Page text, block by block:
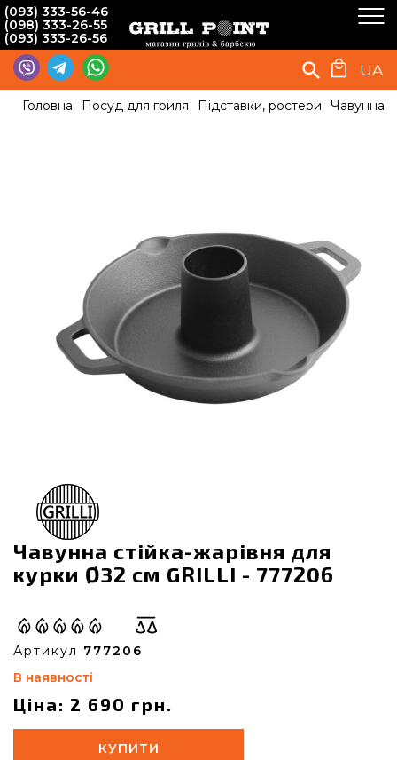
(093) 333-56-46
(098) 333-26-55
(093) 333-26-56
UA
Головна Посуд для гриля Підставки, ростери Чавунна
Чавунна стійка-жарівня для
курки Ø32 см GRILLI - 777206
Артикул 777206
В наявності
Ціна: 2 690 грн.
КУПИТИ